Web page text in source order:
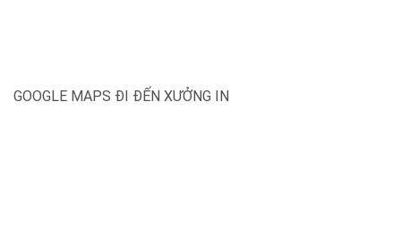
GOOGLE MAPS ĐI ĐẾN XƯỞNG IN